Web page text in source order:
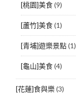
[桃園]美食(9)
[蘆竹]美食(1)
[青埔]遊樂景點(1)
[龜山]美食(4)
[花蓮]食與樂(3)